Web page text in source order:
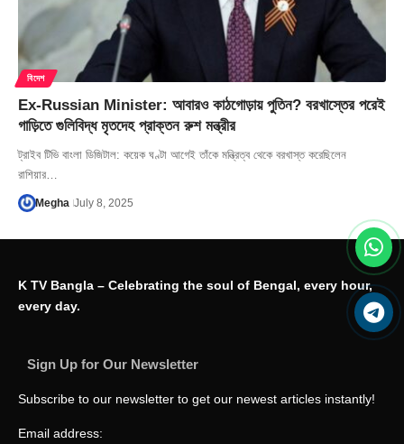
বিদেশ
Ex-Russian Minister: আবারও কাঠগোড়ায় পুতিন? বরখাস্তের পরেই
গাড়িতে গুলিবিদ্ধ মৃতদেহ প্রাক্তন রুশ মন্ত্রীর
ট্রাইব টিভি বাংলা ডিজিটাল: কয়েক ঘণ্টা আগেই তাঁকে মন্ত্রিত্ব থেকে বরখাস্ত করেছিলেন
রাশিয়ার…
Megha July 8, 2025
K TV Bangla – Celebrating the soul of Bengal, every hour,
every day.
Sign Up for Our Newsletter
Subscribe to our newsletter to get our newest articles instantly!
Email address: